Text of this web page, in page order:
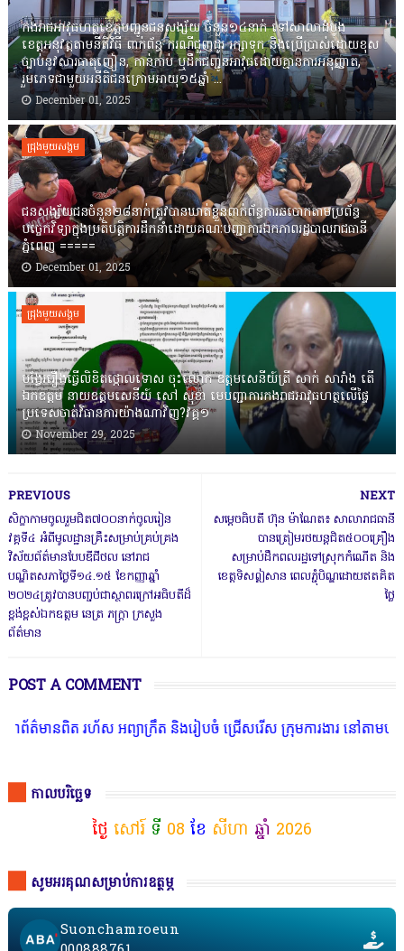
កងរាជឣាវុធហត្ថខេត្តបញ្ជូនជនសង្ស័យ ចំនួន១៤នាក់ ទៅសាលាដំបូង
ខេត្តឣនុវត្តតាមនីតិវិធី ពាក់ព័ន្ធ ករណីជួញដូរ រក្សាទុក និងប្រើប្រាស់ដោយខុស
ច្បាប់នូវសារធាតុញៀន, កាន់កាប់ ឬដឹកជញ្ជូនអាវុធដោយគ្មានការអនុញ្ញាត,
រួមភេទជាមួយអនីតិជនក្រោមអាយុ១៥ឆ្នាំ ...
December 01, 2025
ជ្រុងមួយសង្គម
ជនសង្ស័យជនចំនួន២៨នាក់ត្រូវបានឃាត់ខ្លួនពាក់ព័ន្ធការឆបោកតាមប្រព័ន្ធ
បច្ចេកវិទ្យាក្នុងប្រតិបត្តិការដឹកនាំដោយគណៈបញ្ជាការឯកភាពរដ្ឋបាលរាជធានី
ភ្នំពេញ ‎=====
December 01, 2025
ជ្រុងមួយសង្គម
បង្វែររឿងធ្វើលិខិតថ្កោលទោស ចុះលោក ឧត្តមសេនីយ៍ត្រី សាក់ សារាំង តើ
ឯកឧត្តម នាយឧត្តមសេនីយ៍ សៅ សុខា មេបញ្ជាការកងរាជអាវុធហត្ថលើផ្ទៃ
ប្រទេសចាត់វិធានការយ៉ាងណាវិញ?វគ្គ១
November 29, 2025
NEXT
សម្តេចធិបតី ហ៊ុន ម៉ាណែត៖ សាលារាជធានី
បានត្រៀមរថយន្តជិត៥០០គ្រឿង
សម្រាប់ដឹកពលរដ្ឋទៅស្រុកកំណើត និង
ខេត្តទិសឦសាន ពេលភ្ជុំបិណ្ឌដោយឥតគិត
ថ្លៃ
PREVIOUS
សិក្ខាកាមចូលរួមជិត៧០០នាក់ចូលរៀន
វគ្គទី៤ អំពីមូលដ្ឋានគ្រឹះសម្រាប់គ្រប់គ្រង
វិស័យព័ត៌មានបែបឌីជីថល នៅរាជ
បណ្ឌិតសភាថ្ងៃទី១៤.១៥ ខែកញ្ញាឆ្នាំ
២០២៤ត្រូវបានបញ្ចប់ជាស្ថាពរក្រៅអធិបតីដ៏
ខ្ពង់ខ្ពស់ឯកឧត្តម នេត្រ ភក្រ្តា ក្រសួង
ព័ត៌មាន
POST A COMMENT
ហ័ស អព្យាក្រឹត និងរៀបចំ ជ្រើសរើស ក្រុមការងារ នៅតាមបណ្តាលរាជធ
កាលបរិច្ឆេទ
ថ្ងៃ សៅរ៍ទី 08 ខែ សីហា ឆ្នាំ 2026
សូមអរគុណសម្រាប់ការឧត្ថម្ភ
Suonchamroeun